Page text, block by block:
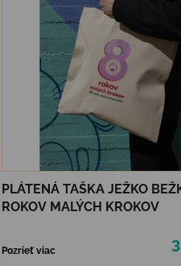
PLÁTENÁ TAŠKA JEŽKO
ROKOV MALÝCH KROKOV
Pozrieť viac